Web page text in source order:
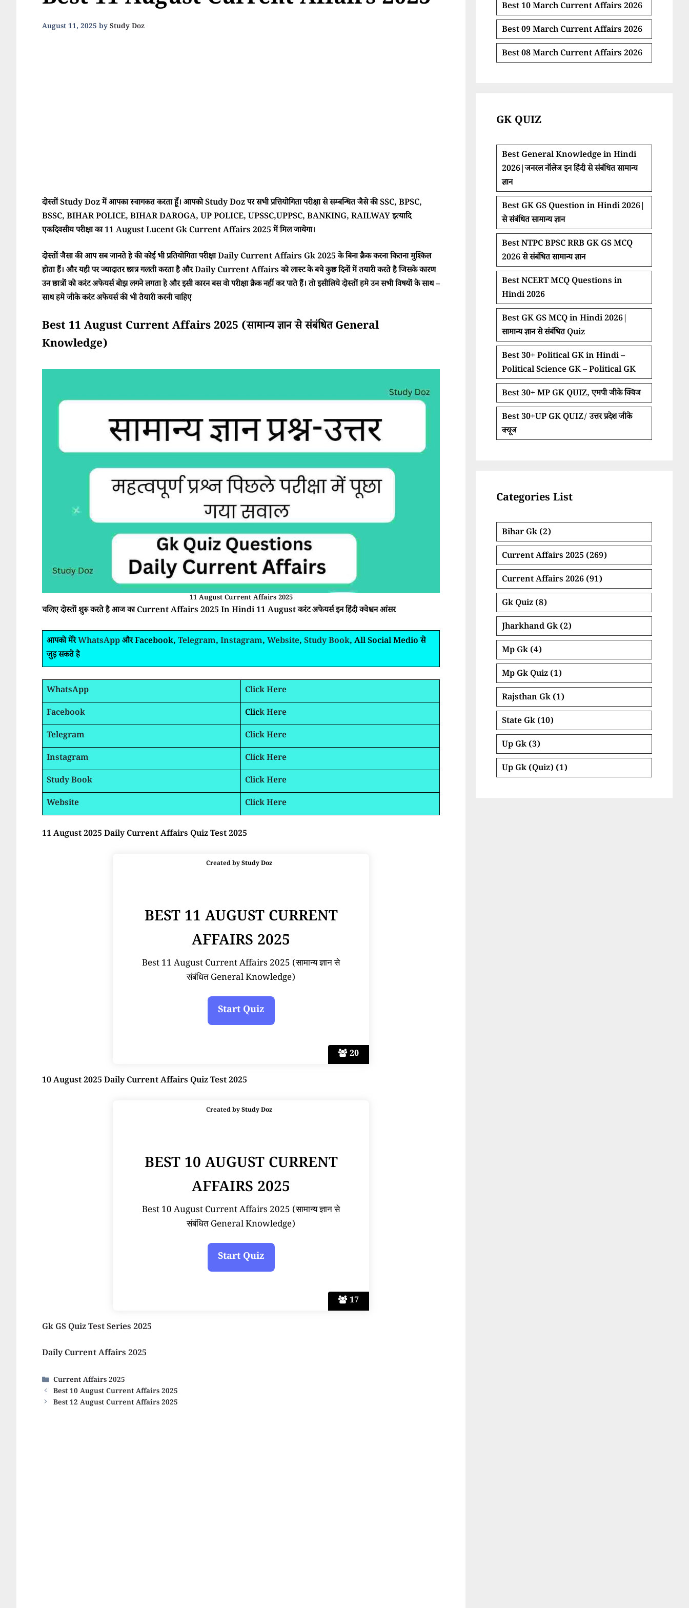
August 11, 2025 byStudy Doz
दोस्तों Study Doz में आपका स्वागकत करता हूँ। आपको Study Doz पर सभी प्रत्तियोगिता परीक्षा से सम्बन्धित जैसे की SSC, BPSC,
BSSC, BIHAR POLICE, BIHAR DAROGA, UP POLICE, UPSSC,UPPSC, BANKING, RAILWAY इत्यादि
एकदिवसीय परीक्षा का 11 August Lucent Gk Current Affairs 2025 में मिल जायेगा।
दोस्तों जैसा की आप सब जानते हे की कोई भी प्रतियोगिता परीक्षा Daily Current Affairs Gk 2025 के बिना क्रैक करना कितना मुश्किल
होता हैं। और यही पर ज्यादातर छात्र गलती करता है और Daily Current Affairs को लास्ट के बचे कुछ दिनों में तयारी करते है जिसके कारण
उन छात्रों को करंट अफेयर्स बोझ लगने लगता हे और इसी कारन बस वो परीक्षा क्रैक नहीं कर पाते हैं। तो इसीलिये दोस्तों हमे उन सभी विषयों के साथ –
साथ हमे जीके करंट अफेयर्स की भी तैयारी करनी चाहिए
Best 11 August Current Affairs 2025 (सामान्य ज्ञान से संबंधित General
Knowledge)
11 August Current Affairs 2025
चलिए दोस्तों शुरू करते है आज का Current Affairs 2025 In Hindi 11 August करंट अफेयर्स इन हिंदी क्वेश्चन आंसर
आपको मेरेWhatsAppऔर Facebook, Telegram, Instagram, Website, Study Book, All Social Medio से
जुड़ सकते है
WhatsApp
Click Here
Facebook
Click Here
Telegram
Click Here
Instagram
Click Here
Study Book
Click Here
Website
Click Here
11 August 2025 Daily Current Affairs Quiz Test 2025
20
Created byStudy Doz
BEST 11 AUGUST CURRENT
AFFAIRS 2025
Best 11 August Current Affairs 2025 (सामान्य ज्ञान से
संबंधित General Knowledge)
10 August 2025 Daily Current Affairs Quiz Test 2025
17
Created byStudy Doz
BEST 10 AUGUST CURRENT
AFFAIRS 2025
Best 10 August Current Affairs 2025 (सामान्य ज्ञान से
संबंधित General Knowledge)
Gk GS Quiz Test Series 2025
Daily Current Affairs 2025
Categories
Current Affairs 2025
Best 10 August Current Affairs 2025
Best 12 August Current Affairs 2025
Best 10 March Current Affairs 2026
Best 09 March Current Affairs 2026
Best 08 March Current Affairs 2026
GK QUIZ
Best General Knowledge in Hindi
2026|जनरल नॉलेज इन हिंदी से संबंधित सामान्य
ज्ञान
Best GK GS Question in Hindi 2026|
से संबंधित सामान्य ज्ञान
Best NTPC BPSC RRB GK GS MCQ
2026 से संबंधित सामान्य ज्ञान
Best NCERT MCQ Questions in
Hindi 2026
Best GK GS MCQ in Hindi 2026|
सामान्य ज्ञान से संबंधित Quiz
Best 30+ Political GK in Hindi –
Political Science GK – Political GK
Best 30+ MP GK QUIZ, एमपी जीके क्विज
Best 30+UP GK QUIZ/ उत्तर प्रदेश जीके
क्यूज
Categories List
Bihar Gk (2)
Current Affairs 2025 (269)
Current Affairs 2026 (91)
Gk Quiz (8)
Jharkhand Gk (2)
Mp Gk (4)
Mp Gk Quiz (1)
Rajsthan Gk (1)
State Gk (10)
Up Gk (3)
Up Gk (Quiz) (1)